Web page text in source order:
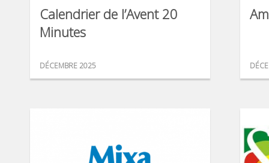
Calendrier de l’Avent 20
Minutes
DÉCEMBRE 2025